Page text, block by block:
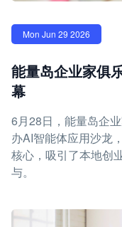
Mon Jun 29 2026
能量岛企业家俱
幕
6月28日，能量岛企
办AI智能体应用沙龙
核心，吸引了本地创
与。